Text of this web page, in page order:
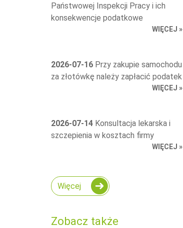
Państwowej Inspekcji Pracy i ich
konsekwencje podatkowe
WIĘCEJ »
2026-07-16 Przy zakupie samochodu
za złotówkę należy zapłacić podatek
WIĘCEJ »
2026-07-14 Konsultacja lekarska i
szczepienia w kosztach firmy
WIĘCEJ »
Więcej
Zobacz także